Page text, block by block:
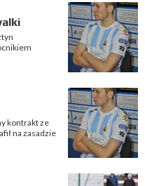
kontrakt ze
na zasadzie